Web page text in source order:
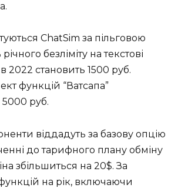
ChatSim за пільговою
безліміту на текстові
2022 становить 1500 руб.
функцій “Ватсапа”
руб.
віддадуть за базову опцію
до тарифного плану обміну
збільшиться на 20$. За
на рік, включаючи